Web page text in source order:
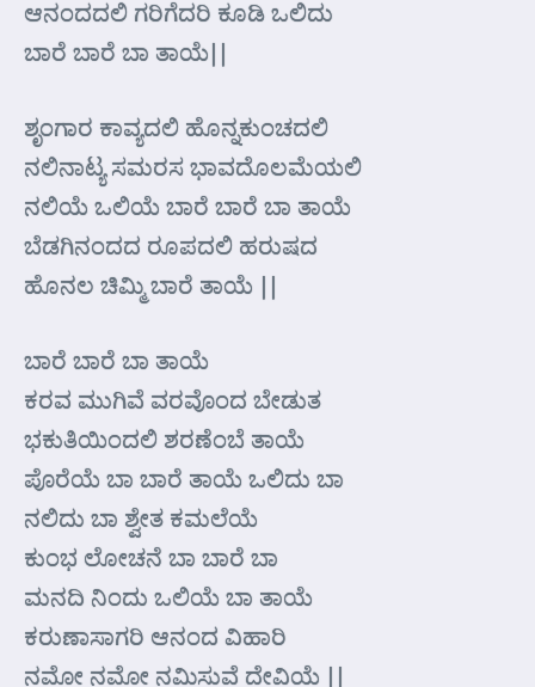
ಆನಂದದಲಿ ಗರಿಗೆದರಿ ಕೂಡಿ ಒಲಿದು
ಬಾರೆ ಬಾರೆ ಬಾ ತಾಯೆ||
ಶೃಂಗಾರ ಕಾವ್ಯದಲಿ ಹೊನ್ನಕುಂಚದಲಿ
ನಲಿನಾಟ್ಯ ಸಮರಸ ಭಾವದೊಲಮೆಯಲಿ
ನಲಿಯೆ ಒಲಿಯೆ ಬಾರೆ ಬಾರೆ ಬಾ ತಾಯೆ
ಬೆಡಗಿನಂದದ ರೂಪದಲಿ ಹರುಷದ
ಹೊನಲ ಚಿಮ್ಮಿ ಬಾರೆ ತಾಯೆ ||
ಬಾರೆ ಬಾರೆ ಬಾ ತಾಯೆ
ಕರವ ಮುಗಿವೆ ವರವೊಂದ ಬೇಡುತ
ಭಕುತಿಯಿಂದಲಿ ಶರಣೆಂಬೆ ತಾಯೆ
ಪೊರೆಯೆ ಬಾ ಬಾರೆ ತಾಯೆ ಒಲಿದು ಬಾ
ನಲಿದು ಬಾ ಶ್ವೇತ ಕಮಲೆಯೆ
ಕುಂಭ ಲೋಚನೆ ಬಾ ಬಾರೆ ಬಾ
ಮನದಿ ನಿಂದು ಒಲಿಯೆ ಬಾ ತಾಯೆ
ಕರುಣಾಸಾಗರಿ ಆನಂದ ವಿಹಾರಿ
ನಮೋ ನಮೋ ನಮಿಸುವೆ ದೇವಿಯೆ ||